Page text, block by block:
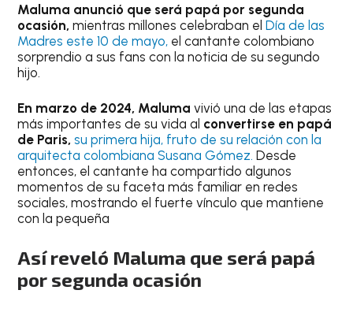
Maluma anunció que será papá por segunda
ocasión,mientras millones celebraban el Día de las
Madres este 10 de mayo, el cantante colombiano
sorprendio a sus fans con la noticia de su segundo
hijo.
En marzo de 2024, Maluma vivió una de las etapas
más importantes de su vida al convertirse en papá
de Paris, su primera hija, fruto de su relación con la
arquitecta colombiana Susana Gómez.Desde
entonces, el cantante ha compartido algunos
momentos de su faceta más familiar en redes
sociales, mostrando el fuerte vínculo que mantiene
con la pequeña
Así reveló Maluma que será papá
por segunda ocasión